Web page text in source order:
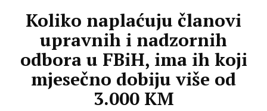
Koliko naplaćuju članovi
upravnih i nadzornih
odbora u FBiH, ima ih koji
mjesečno dobiju više od
3.000 KM